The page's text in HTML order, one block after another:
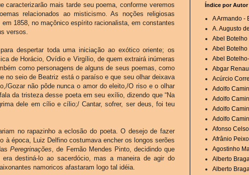
caracterizarão mais tarde seu poema, conforme veremos
relacionados ao misticismo. As noções religiosas
1858, no maçônico espírito racionalista, em constantes
versos.
despertar toda uma iniciação ao exótico oriente; os
de Horácio, Ovídio e Virgílio, de quem extrairá inúmeras
como personagens de alguns de seus poemas, como
no seio de Beatriz está o paraíso e que seu olhar deixava
Gozar não pôde nunca o amor do eleito,/O riso e o olhar
da tristeza desse poeta em seu exílio, dizendo que “Na
dele em cílio e cílio;/ Cantar, sofrer, ser deus, foi teu
no rapazinho a eclosão do poeta. O desejo de fazer
à época, Luiz Delfino costumava encher os longos serões
Peregrinações , de Fernão Mendes Pinto, decidindo que
destiná-lo ao sacerdócio, mas a maneira de agir do
namoricos afastaram logo tal idéia.
Índice por Autor
A Armando -
A. Augusto
Abel Botelho
Abel Botelho
Abel
Abgar
Acúrcio
Adolfo
Adolfo
Adolfo
Adolfo
Afonso
Afrânio
Agostinho
Alberto
Alberto